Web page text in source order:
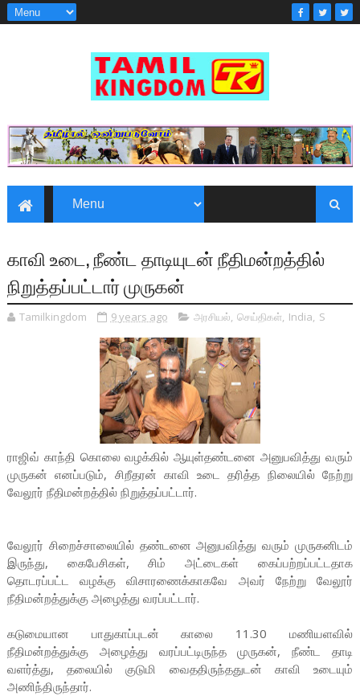
காவி உடை, நீண்ட தாடியுடன் நீதிமன்றத்தில்
நிறுத்தப்பட்டார் முருகன்
Tamilkingdom 9 years ago அரசியல், செய்திகள், India, S
ராஜிவ் காந்தி கொலை வழக்கில் ஆயுள்தண்டனை அனுபவித்து வரும்
முருகன் எனப்படும், சிறீதரன் காவி உடை தரித்த நிலையில் நேற்று
வேலூர் நீதிமன்றத்தில் நிறுத்தப்பட்டார்.
வேலூர் சிறைச்சாலையில் தண்டனை அனுபவித்து வரும் முருகனிடம்
இருந்து, கைபேசிகள், சிம் அட்டைகள் கைப்பற்றப்பட்டதாக
தொடரப்பட்ட வழக்கு விசாரணைக்காகவே அவர் நேற்று வேலூர்
நீதிமன்றத்துக்கு அழைத்து வரப்பட்டார்.
கடுமையான பாதுகாப்புடன் காலை 11.30 மணியளவில்
நீதிமன்றத்துக்கு அழைத்து வரப்பட்டிருந்த முருகன், நீண்ட தாடி
வளர்த்து, தலையில் குடுமி வைததிருந்ததுடன் காவி உடையும்
அணிந்திருந்தார்.